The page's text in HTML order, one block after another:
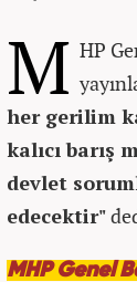
M HP
her gerilim
kalıcı barış
devlet
edecektir"
MHP Genel